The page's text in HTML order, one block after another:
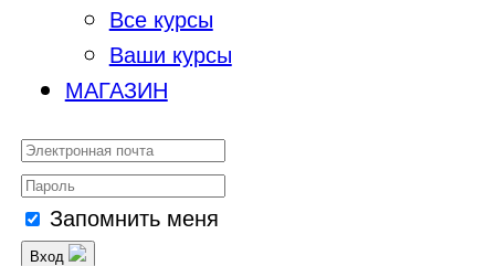
Все курсы
Ваши курсы
МАГАЗИН
Запомнить меня
Вход